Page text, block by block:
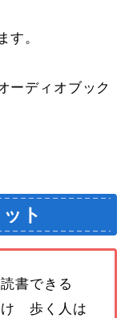
す。
ーディオブック
ト
書できる
け 歩く人は